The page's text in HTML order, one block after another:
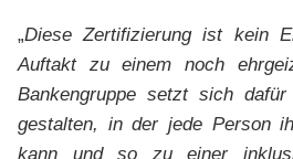
„Diese Zertifizierung ist kein
Auftakt zu einem noch
Bankengruppe setzt sich
gestalten, in der jede Person
kann und so zu einer